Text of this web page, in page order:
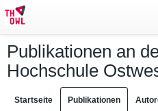
Publikationen an
Hochschule
Startseite Publikationen